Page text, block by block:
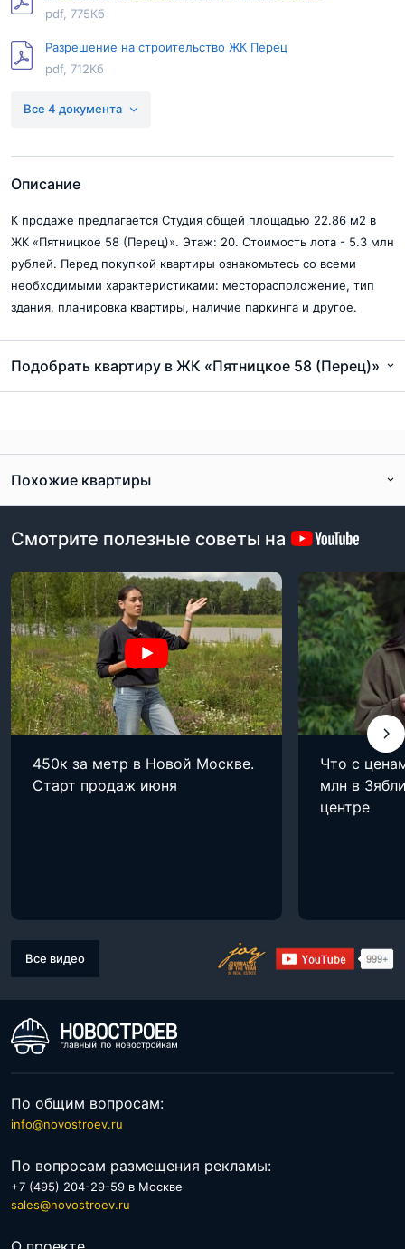
pdf, 775Кб
Разрешение на строительство ЖК Перец
pdf, 712Кб
Проектная декларация Пятницкое шоссе 58
Разрешение на строительство Пятницкое шоссе 58
pdf, 2Мб
Все 4 документа
Описание
К продаже предлагается Студия общей площадью 22.86 м2 в
ЖК «Пятницкое 58 (Перец)». Этаж: 20. Стоимость лота - 5.3 млн
рублей. Перед покупкой квартиры ознакомьтесь со всеми
необходимыми характеристиками: месторасположение, тип
здания, планировка квартиры, наличие паркинга и другое.
Подобрать квартиру в ЖК «Пятницкое 58 (Перец)»
Похожие квартиры
Смотрите полезные советы на
450к за метр в Новой Москве.
Старт продаж июня
Что с
млн в
центре
Все видео
По общим вопросам:
info@novostroev.ru
По вопросам размещения рекламы:
+7 (495) 204-29-59 в Москве
sales@novostroev.ru